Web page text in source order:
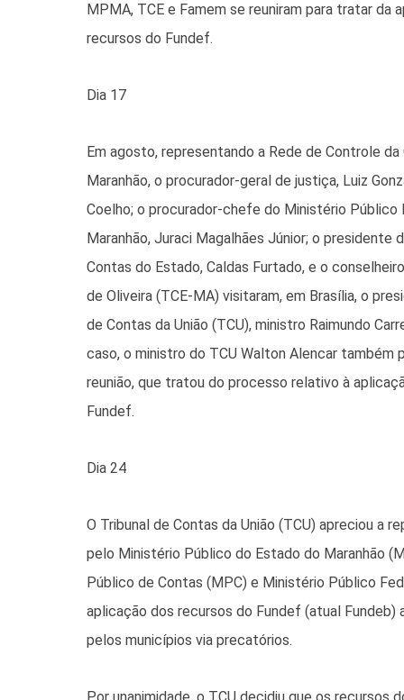
MPMA, TCE e Famem se reuniram para tratar da
recursos do Fundef.
Dia 17
Em agosto, representando a Rede de Controle
Maranhão, o procurador-geral de justiça, Luiz
Coelho; o procurador-chefe do Ministério Público
Maranhão, Juraci Magalhães Júnior; o presidente
Contas do Estado, Caldas Furtado, e o
de Oliveira (TCE-MA) visitaram, em Brasília, o
de Contas da União (TCU), ministro Raimundo
caso, o ministro do TCU Walton Alencar também
reunião, que tratou do processo relativo à
Fundef.
Dia 24
O Tribunal de Contas da União (TCU) apreciou a
pelo Ministério Público do Estado do Maranhão
Público de Contas (MPC) e Ministério Público
aplicação dos recursos do Fundef (atual Fundeb)
pelos municípios via precatórios.